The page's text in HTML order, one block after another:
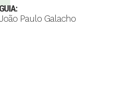
Paulo Galacho